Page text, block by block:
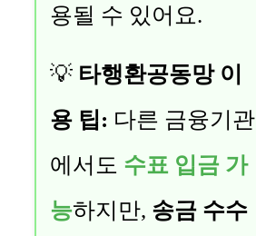
용될 수 있어요.
💡 타행환공동망 이
용 팁: 다른 금융기관
에서도 수표 입금 가
능하지만, 송금 수수